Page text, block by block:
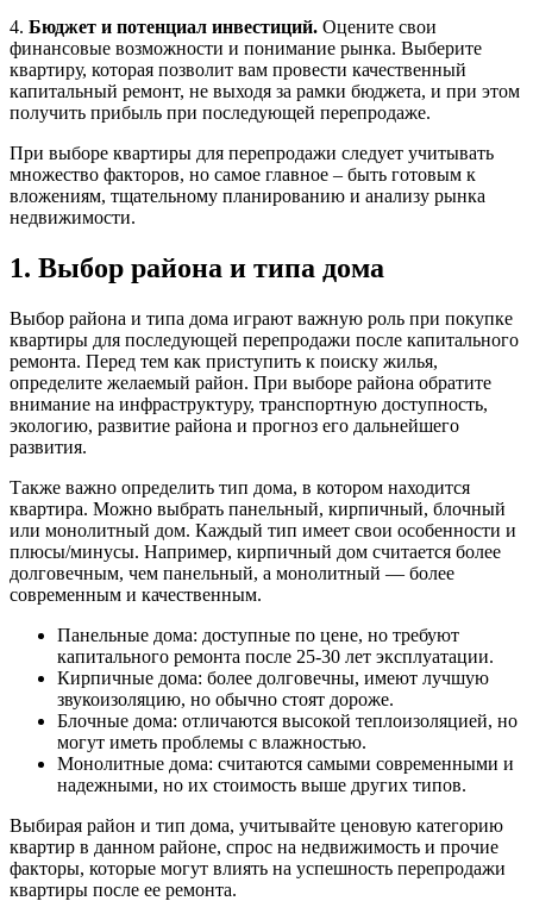
4. Бюджет и потенциал инвестиций. Оцените свои
финансовые возможности и понимание рынка. Выберите
квартиру, которая позволит вам провести качественный
капитальный ремонт, не выходя за рамки бюджета, и при этом
получить прибыль при последующей перепродаже.
При выборе квартиры для перепродажи следует учитывать
множество факторов, но самое главное – быть готовым к
вложениям, тщательному планированию и анализу рынка
недвижимости.
1. Выбор района и типа дома
Выбор района и типа дома играют важную роль при покупке
квартиры для последующей перепродажи после капитального
ремонта. Перед тем как приступить к поиску жилья,
определите желаемый район. При выборе района обратите
внимание на инфраструктуру, транспортную доступность,
экологию, развитие района и прогноз его дальнейшего
развития.
Также важно определить тип дома, в котором находится
квартира. Можно выбрать панельный, кирпичный, блочный
или монолитный дом. Каждый тип имеет свои особенности и
плюсы/минусы. Например, кирпичный дом считается более
долговечным, чем панельный, а монолитный — более
современным и качественным.
Панельные дома: доступные по цене, но требуют
капитального ремонта после 25-30 лет эксплуатации.
Кирпичные дома: более долговечны, имеют лучшую
звукоизоляцию, но обычно стоят дороже.
Блочные дома: отличаются высокой теплоизоляцией, но
могут иметь проблемы с влажностью.
Монолитные дома: считаются самыми современными и
надежными, но их стоимость выше других типов.
Выбирая район и тип дома, учитывайте ценовую категорию
квартир в данном районе, спрос на недвижимость и прочие
факторы, которые могут влиять на успешность перепродажи
квартиры после ее ремонта.